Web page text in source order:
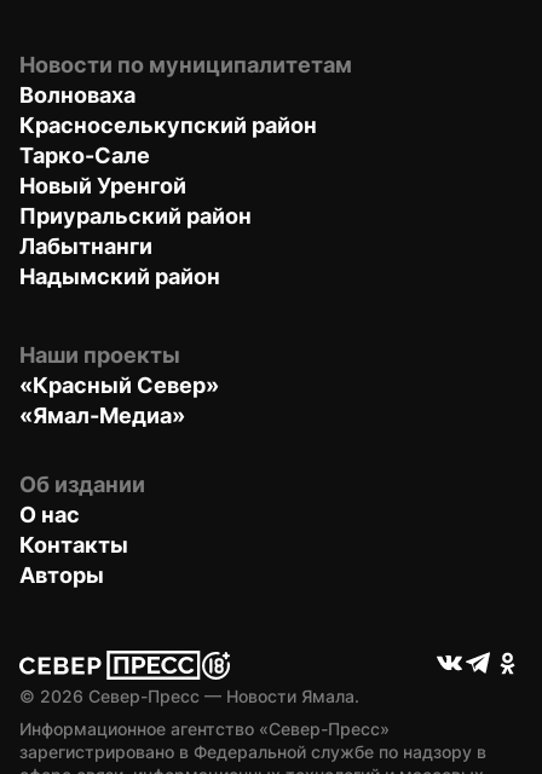
Новости по муниципалитетам
Волноваха
Красноселькупский район
Тарко-Сале
Новый Уренгой
Приуральский район
Лабытнанги
Надымский район
Наши проекты
«Красный Север»
«Ямал-Медиа»
Об издании
О нас
Контакты
Авторы
© 2026 Север-Пресс — Новости Ямала.
Информационное агентство «Север-Пресс»
зарегистрировано в Федеральной службе по надзору в